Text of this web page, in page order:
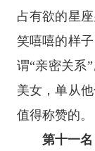
占有欲的星
笑嘻嘻的样
谓“亲密关系
美女，单从
值得称赞的。
第十一名